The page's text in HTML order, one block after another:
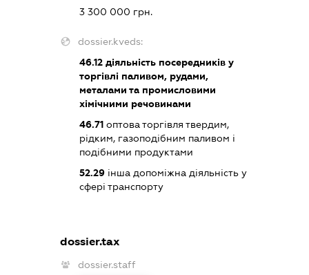
3 300 000 грн.
dossier.kveds:
46.12діяльність посередників у
торгівлі паливом, рудами,
металами та промисловими
хімічними речовинами
46.71оптова торгівля твердим,
рідким, газоподібним паливом і
подібними продуктами
52.29інша допоміжна діяльність у
сфері транспорту
dossier.tax
dossier.staff